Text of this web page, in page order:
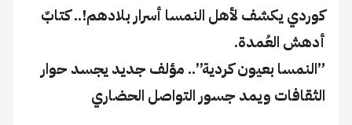
​كوردي يكشف لأهل النمسا أسرار بلادهم!.. كتابٌ
أدهش العُمدة.
​”النمسا بعيون كردية”.. مؤلف جديد يجسد حوار
الثقافات ويمد جسور التواصل الحضاري